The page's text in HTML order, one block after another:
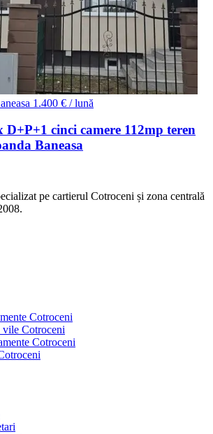
1.400 € / lună
cinci camere 112mp teren
Baneasa
pe cartierul Cotroceni și zona centrală
Cotroceni
vile Cotroceni
Cotroceni